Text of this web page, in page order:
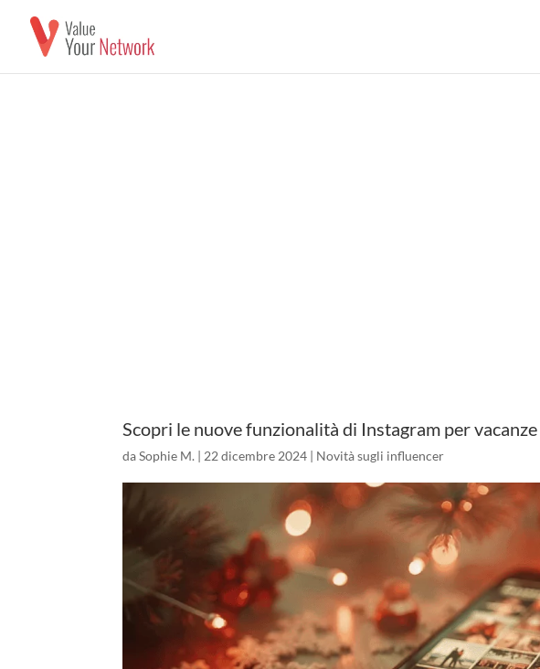
Scopri le nuove funzionalità di Instagram per
daSophie M. | 22 dicembre 2024 | Novità sugli influencer